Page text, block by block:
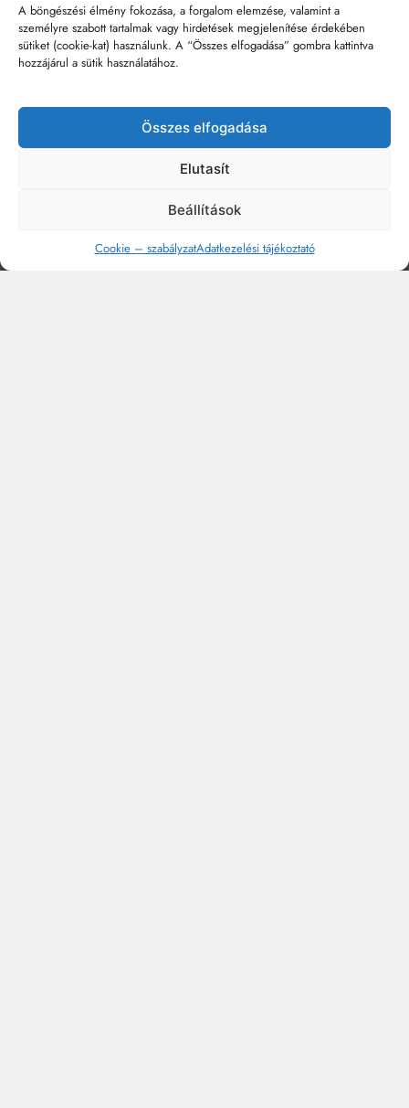
A böngészési élmény fokozása, a forgalom elemzése, valamint a
személyre szabott tartalmak vagy hirdetések megjelenítése érdekében
sütiket (cookie-kat) használunk. A “Összes elfogadása” gombra kattintva
hozzájárul a sütik használatához.
Összes elfogadása
Elutasít
Beállítások
Cookie – szabályzatAdatkezelési tájékoztató